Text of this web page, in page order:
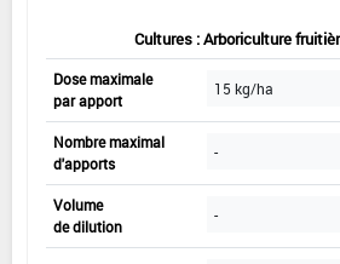
Cultures : Arboriculture
Dose maximale
par apport
15 kg/ha
Nombre maximal
d'apports
-
Volume
de dilution
-